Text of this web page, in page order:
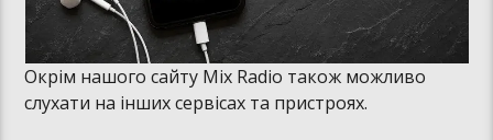
Окрім нашого сайту Mix Radio також можливо
слухати на інших сервісах та пристроях.